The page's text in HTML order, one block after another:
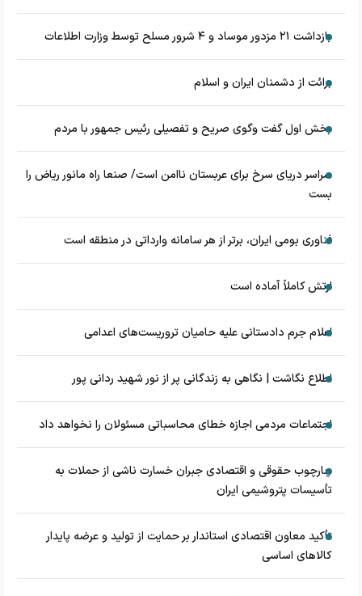
بازداشت ۲۱ مزدور موساد و ۴ شرور مسلح توسط وزارت اطلاعات
برائت از دشمنان ایران و اسلام
بخش اول گفت وگوی صریح و تفصیلی رئیس جمهور با مردم
سراسر دریای سرخ برای عربستان ناامن است/ صنعا راه مانور ریاض را
بست
فناوری بومی ایران، برتر از هر سامانه وارداتی در منطقه است
ارتش کاملاً آماده است
اعلام جرم دادستانی علیه حامیان تروریست‌های اعدامی
اطلاع نگاشت | نگاهی به زندگانی پر از نور شهید ردانی پور
اجتماعات مردمی اجازه خطای محاسباتی مسئولان را نخواهد داد
چارچوب حقوقی و اقتصادی جبران خسارت ناشی از حملات به
تأسیسات پتروشیمی ایران
تأکید معاون اقتصادی استاندار بر حمایت از تولید و عرضه پایدار
کالاهای اساسی